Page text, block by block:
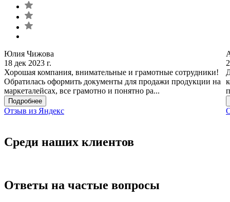
Юлия Чижова
18 дек 2023 г.
Хорошая компания, внимательные и грамотные сотрудники!
Обратилась оформить документы для продажи продукции на
маркеталейсах, все грамотно и понятно ра...
Подробнее
Отзыв из Яндекс
Среди наших клиентов
Ответы на частые вопросы